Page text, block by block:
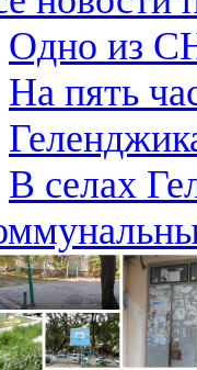
Одно из
На пять
В селах